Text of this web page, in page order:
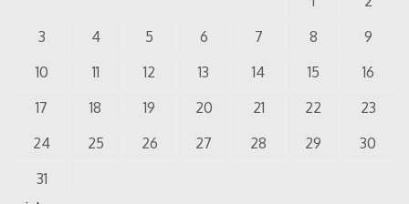
3
4 5 6 7 8
9
10
11 12 13 14 15
16
17
18 19 20 21 22
23
24
25 26 27 28 29
30
31